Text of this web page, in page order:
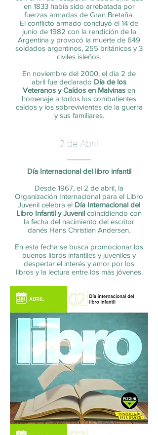
en 1833 había sido arrebatada por
fuerzas armadas de Gran Bretaña.
El conflicto armado concluyó el 14 de
junio de 1982 con la rendición de la
Argentina y provocó la muerte de 649
soldados argentinos, 255 británicos y 3
civiles isleños.
En noviembre del 2000, el día 2 de
abril fue declarado Día de los
Veteranos y Caídos en Malvinas en
homenaje a todos los combatientes
caídos y los sobrevivientes de la guerra
y sus familiares.
2 de Abril
Día Internacional del libro infantil
Desde 1967, el 2 de abril, la
Organización Internacional para el Libro
Juvenil celebra el Día Internacional del
Libro Infantil y Juvenil coincidiendo con
la fecha del nacimiento del escritor
danés Hans Christian Andersen.
En esta fecha se busca promocionar los
buenos libros infantiles y juveniles y
despertar el interés y amor por los
libros y la lectura entre los más jóvenes.